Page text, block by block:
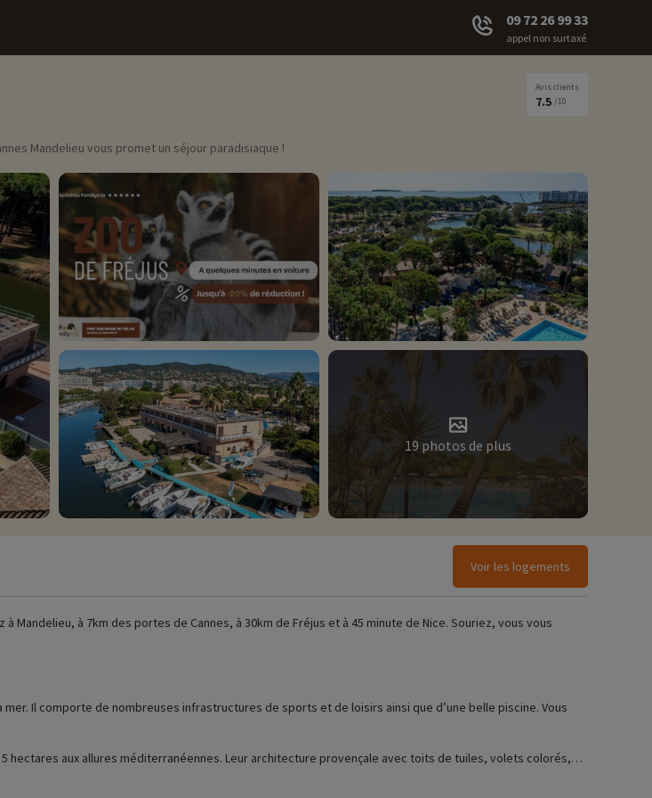
09 72 26 99 33
appel non surtaxé
Avis clients
7.5 /10
Mandelieu vous promet un séjour paradisiaque !
19 photos de plus
Voir les logements
Vous
hectares aux allures méditerranéennes. Leur architecture provençale avec toits de tuiles, volets colorés,